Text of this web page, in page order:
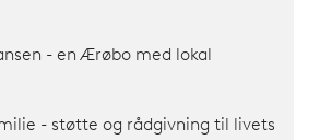
- en Ærøbo med lokal
- støtte og rådgivning til livets